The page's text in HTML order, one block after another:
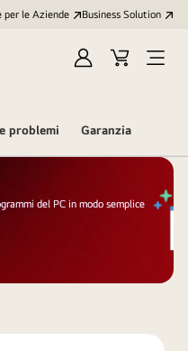
per le Aziende Business Solution
AccediCart
Open
problemi Garanzia
del PC in modo semplice